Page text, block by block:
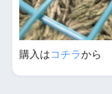
購入はコチラから